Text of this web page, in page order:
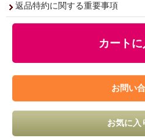
返品特約に関する重要事項